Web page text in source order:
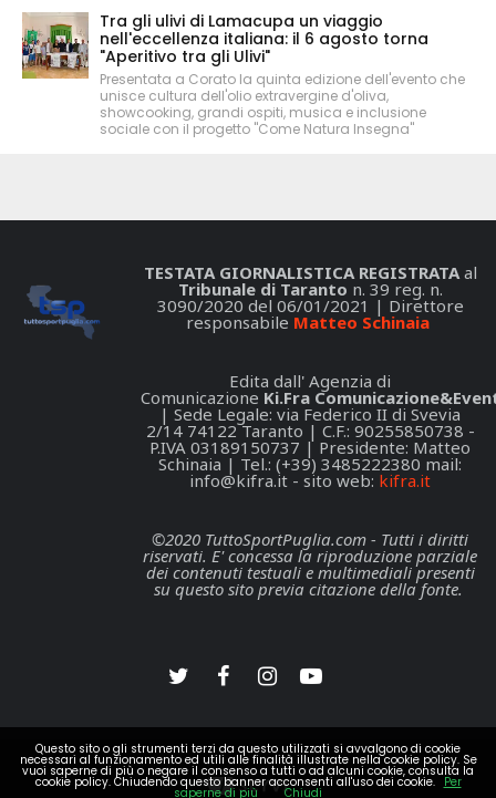
Tra gli ulivi di Lamacupa un viaggio
nell'eccellenza italiana: il 6 agosto torna
"Aperitivo tra gli Ulivi"
Presentata a Corato la quinta edizione dell'evento che
unisce cultura dell'olio extravergine d'oliva,
showcooking, grandi ospiti, musica e inclusione
sociale con il progetto "Come Natura Insegna"
TESTATA GIORNALISTICA REGISTRATAal
Tribunale di Taranto n. 39 reg. n.
3090/2020 del 06/01/2021 | Direttore
responsabile Matteo Schinaia
Edita dall' Agenzia di
Comunicazione Ki.Fra
| Sede Legale: via Federico II di Svevia
2/14 74122 Taranto | C.F.: 90255850738 -
P.IVA 03189150737 | Presidente: Matteo
Schinaia | Tel.: (+39) 3485222380 mail:
info@kifra.it - sito web: kifra.it
©2020 TuttoSportPuglia.com - Tutti i diritti
riservati. E' concessa la riproduzione parziale
dei contenuti testuali e multimediali presenti
su questo sito previa citazione della fonte.
Questo sito o gli strumenti terzi da questo utilizzati si avvalgono di cookie
necessari al funzionamento ed utili alle finalità illustrate nella cookie policy. Se
vuoi saperne di più o negare il consenso a tutti o ad alcuni cookie, consulta la
cookie policy. Chiudendo questo banner acconsenti all'uso dei cookie. Per
saperne di più Chiudi